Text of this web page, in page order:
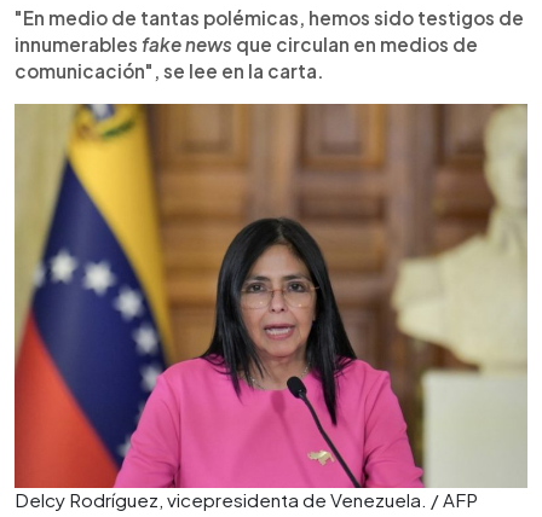
narcotráfico.
"En medio de tantas polémicas, hemos sido testigos de
innumerables fake news que circulan en medios de
comunicación", se lee en la carta.
Delcy Rodríguez, vicepresidenta de Venezuela. / AFP